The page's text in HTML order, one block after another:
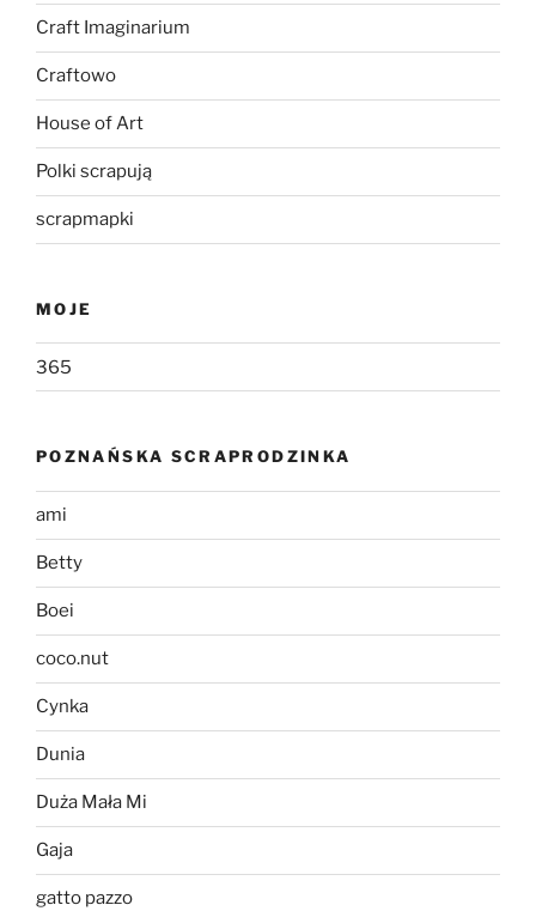
Craft Imaginarium
Craftowo
House of Art
Polki scrapują
scrapmapki
MOJE
365
POZNAŃSKA SCRAPRODZINKA
ami
Betty
Boei
coco.nut
Cynka
Dunia
Duża Mała Mi
Gaja
gatto pazzo